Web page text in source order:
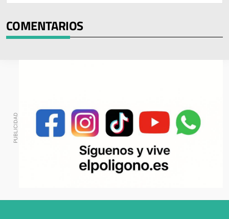
COMENTARIOS